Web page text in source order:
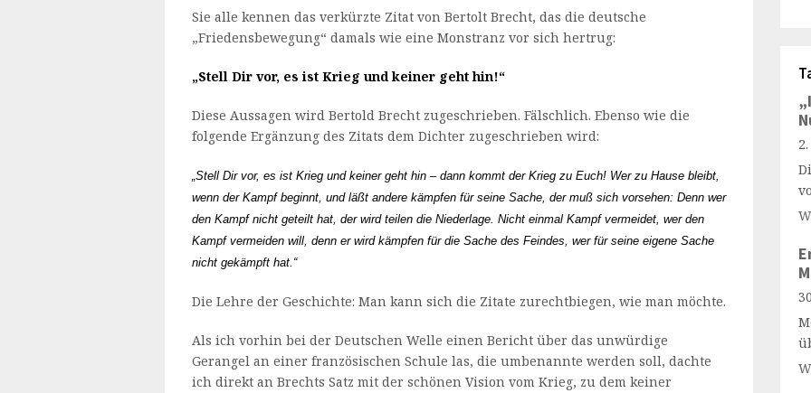
Sie alle kennen das verkürzte Zitat von Bertolt Brecht, das die deutsche
„Friedensbewegung“ damals wie eine Monstranz vor sich hertrug:
„Stell Dir vor, es ist Krieg und keiner geht hin!“
Diese Aussagen wird Bertold Brecht zugeschrieben. Fälschlich. Ebenso wie die
folgende Ergänzung des Zitats dem Dichter zugeschrieben wird:
„Stell Dir vor, es ist Krieg und keiner geht hin – dann kommt der Krieg zu Euch! Wer zu Hause bleibt,
wenn der Kampf beginnt, und läßt andere kämpfen für seine Sache, der muß sich vorsehen: Denn wer
den Kampf nicht geteilt hat, der wird teilen die Niederlage. Nicht einmal Kampf vermeidet, wer den
Kampf vermeiden will, denn er wird kämpfen für die Sache des Feindes, wer für seine eigene Sache
nicht gekämpft hat.“
Die Lehre der Geschichte: Man kann sich die Zitate zurechtbiegen, wie man möchte.
Als ich vorhin bei der Deutschen Welle einen Bericht über das unwürdige
Gerangel an einer französischen Schule las, die umbenannte werden soll, dachte
ich direkt an Brechts Satz mit der schönen Vision vom Krieg, zu dem keiner